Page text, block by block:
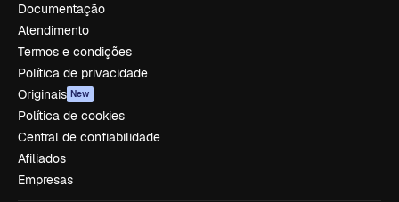
Documentação
Atendimento
Termos e condições
Política de privacidade
Originais New
Política de cookies
Central de confiabilidade
Afiliados
Empresas